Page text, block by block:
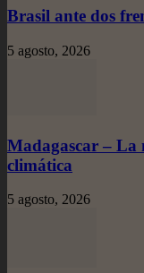
Brasil ante dos
5 agosto, 2026
Madagascar – La
climática
5 agosto, 2026